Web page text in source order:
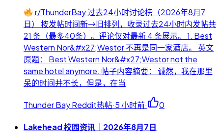
r/ThunderBay 过去24小时讨论榜（2026年8月7
日） 按发帖时间新→旧排列，收录过去24小时内发帖共
21 条（最多40条）。评论仅对最新 4 条展示。 1. Best
Western Nor&#x27;Westor 不再是同一家酒店。 英文
原题： Best Western Nor&#x27;Westor not the
same hotel anymore. 帖子内容摘要： 诚然，我在那里
呆的时间并不长，但是，在当
Thunder Bay Reddit热帖·5 小时前· 0
Lakehead 校园资讯｜2026年8月7日